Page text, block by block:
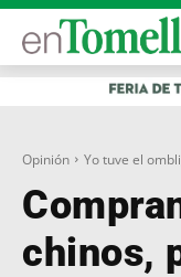
Opinión Yo tuve el
chinos,